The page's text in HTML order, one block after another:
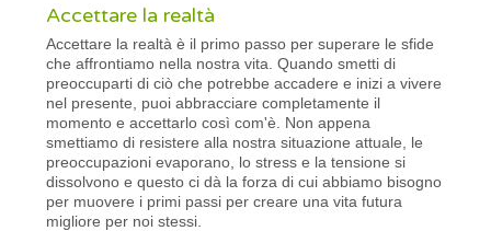
Accettare la realtà
Accettare la realtà è il primo passo per superare le sfide
che affrontiamo nella nostra vita. Quando smetti di
preoccuparti di ciò che potrebbe accadere e inizi a vivere
nel presente, puoi abbracciare completamente il
momento e accettarlo così com'è. Non appena
smettiamo di resistere alla nostra situazione attuale, le
preoccupazioni evaporano, lo stress e la tensione si
dissolvono e questo ci dà la forza di cui abbiamo bisogno
per muovere i primi passi per creare una vita futura
migliore per noi stessi.